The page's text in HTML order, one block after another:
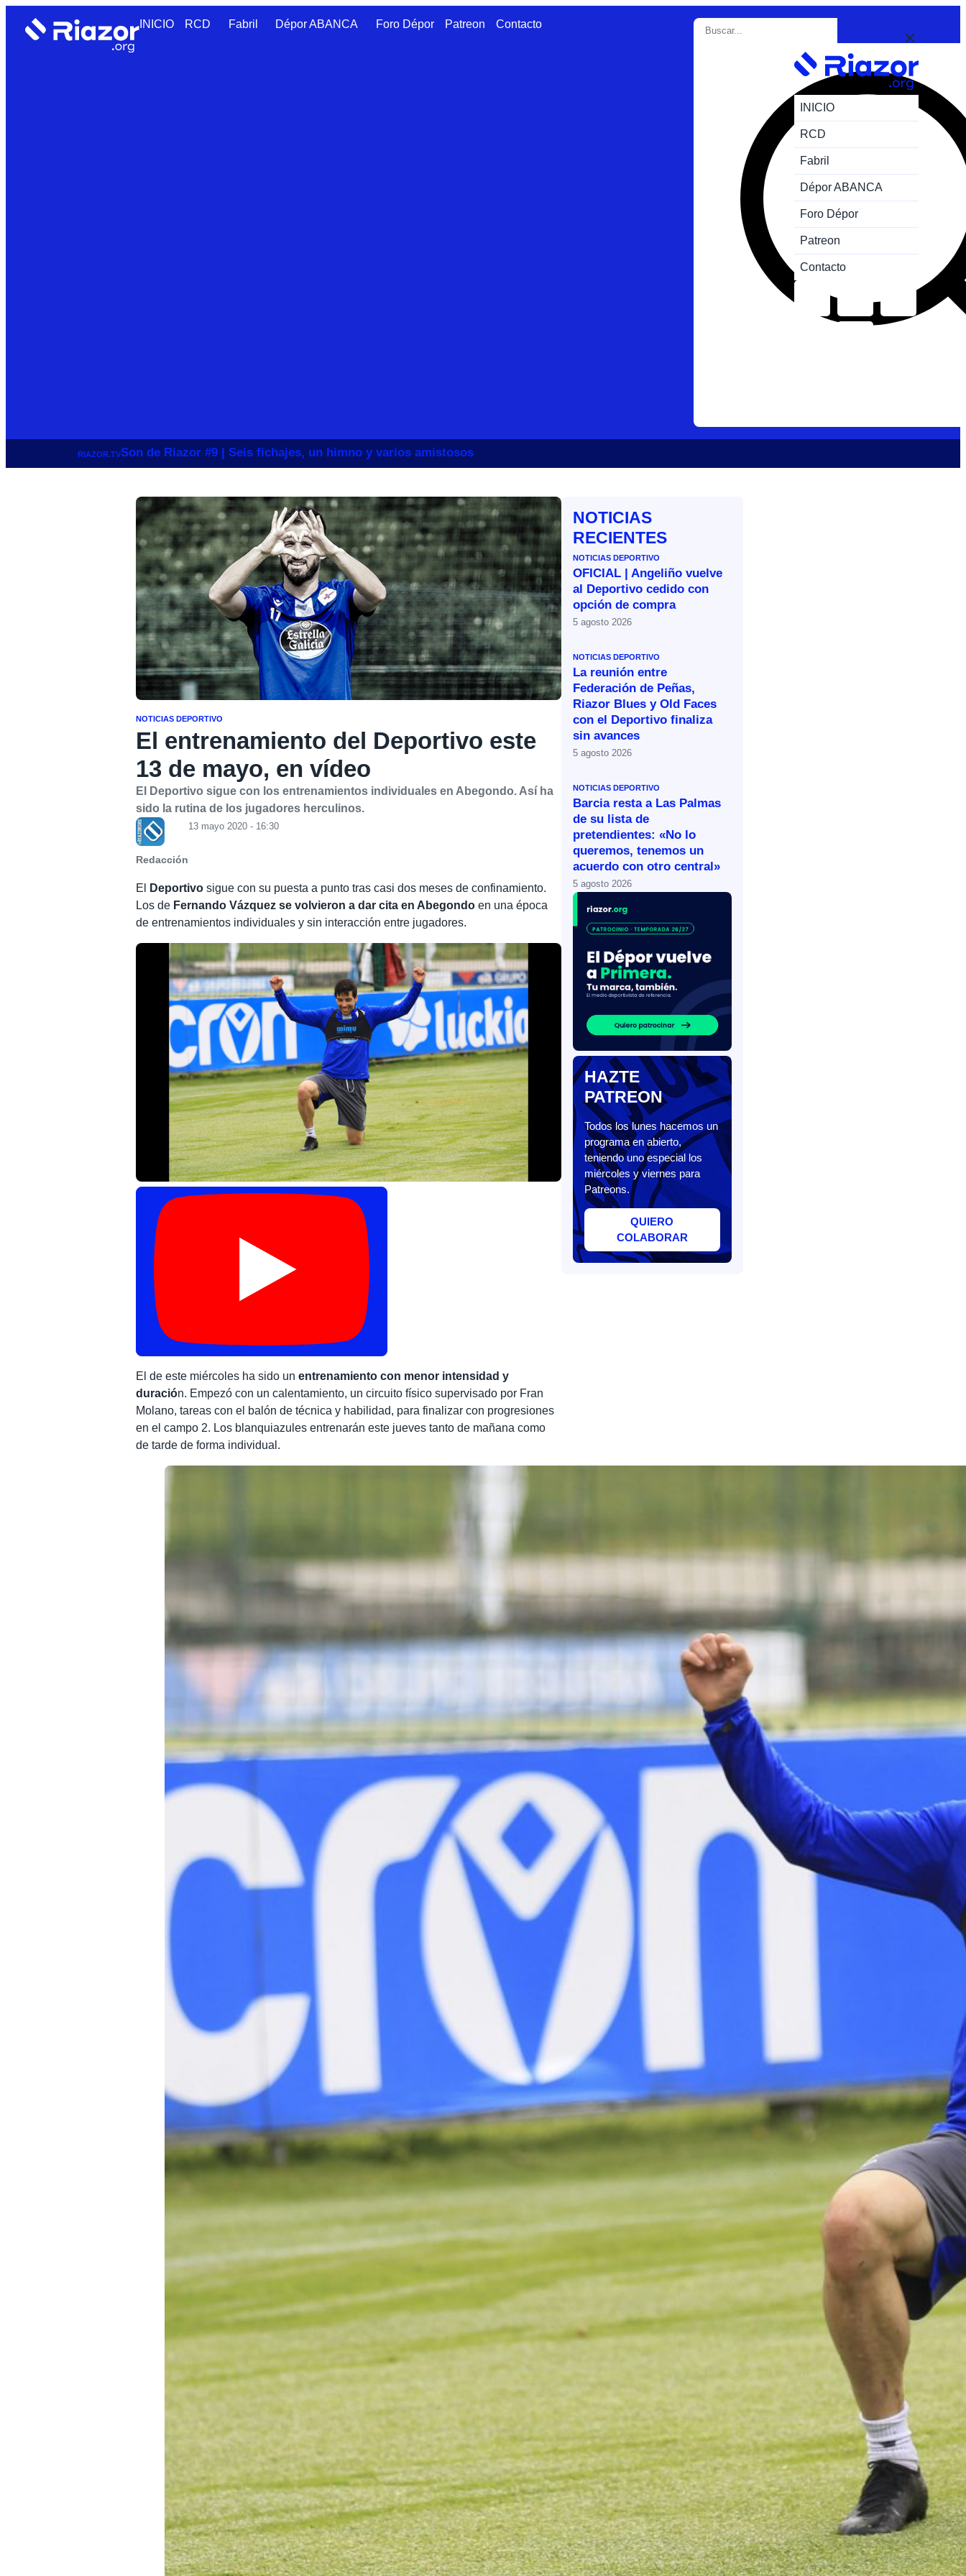
INICIO RCD Fabril Dépor ABANCA Foro Dépor Patreon Contacto
INICIO
RCD
Fabril
Dépor ABANCA
Foro Dépor
Patreon
Contacto
RIAZOR.TVSon de Riazor #9 | Seis fichajes, un himno y varios amistosos
NOTICIAS DEPORTIVO
El entrenamiento del Deportivo este
13 de mayo, en vídeo
El Deportivo sigue con los entrenamientos individuales en Abegondo. Así ha
sido la rutina de los jugadores herculinos.
Redacción
13 mayo 2020 - 16:30
El Deportivo sigue con su puesta a punto tras casi dos meses de confinamiento.
Los de Fernando Vázquez se volvieron a dar cita en Abegondo en una época
de entrenamientos individuales y sin interacción entre jugadores.
El de este miércoles ha sido unentrenamiento con menor intensidad y
duración. Empezó con un calentamiento, un circuito físico supervisado por Fran
Molano, tareas con el balón de técnica y habilidad, para finalizar con progresiones
en el campo 2. Los blanquiazules entrenarán este jueves tanto de mañana como
de tarde de forma individual.
NOTICIAS
RECIENTES
NOTICIAS DEPORTIVO
OFICIAL | Angeliño vuelve
al Deportivo cedido con
opción de compra
5 agosto 2026
NOTICIAS DEPORTIVO
La reunión entre
Federación de Peñas,
Riazor Blues y Old Faces
con el Deportivo finaliza
sin avances
5 agosto 2026
NOTICIAS DEPORTIVO
Barcia resta a Las Palmas
de su lista de
pretendientes: «No lo
queremos, tenemos un
acuerdo con otro central»
5 agosto 2026
HAZTE
PATREON
Todos los lunes hacemos un
programa en abierto,
teniendo uno especial los
miércoles y viernes para
Patreons.
QUIERO
COLABORAR